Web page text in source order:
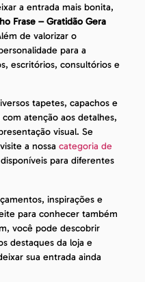
a entrada mais bonita,
Frase – Gratidão Gera
de valorizar o
para a
escritórios, consultórios e
tapetes, capachos e
atenção aos detalhes,
visual. Se
a nossa categoria de
para diferentes
inspirações e
para conhecer também
você pode descobrir
destaques da loja e
sua entrada ainda